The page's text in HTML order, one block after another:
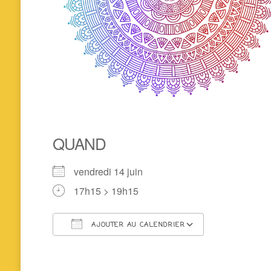
QUAND
vendredi 14 juin
17h15 > 19h15
AJOUTER AU CALENDRIER